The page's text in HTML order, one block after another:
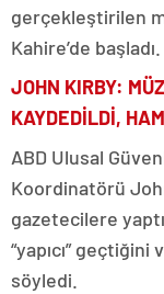
gerçekleştirilen
Kahire’de başladı.
JOHN KIRBY:
KAYDEDİLDİ,
ABD Ulusal
Koordinatörü
gazetecilere
“yapıcı”
söyledi.